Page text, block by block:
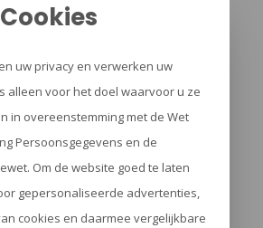
Cookies
uw privacy en verwerken uw
alleen voor het doel waarvoor u ze
in overeenstemming met de Wet
Persoonsgegevens en de
Om de website goed te laten
gepersonaliseerde advertenties,
cookies en daarmee vergelijkbare